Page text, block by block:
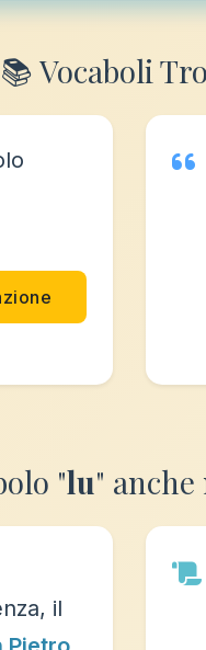
📚 Vocaboli
"lu"
il